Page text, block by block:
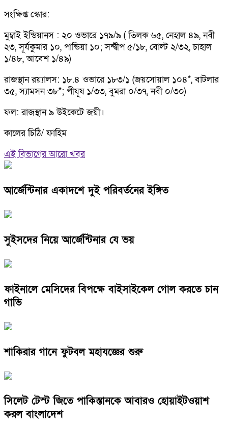
সংক্ষিপ্ত স্কোর:
মুম্বাই ইন্ডিয়ানস : ২০ ওভারে ১৭৯/৯ ( তিলক ৬৫, নেহাল ৪৯, নবী
২৩, সূর্যকুমার ১০, পান্ডিয়া ১০; সন্দ্বীপ ৫/১৮, বোল্ট ২/৩২, চাহাল
১/৪৮, আবেশ ১/৪৯)
রাজস্থান রয়্যালস: ১৮.৪ ওভারে ১৮৩/১ (জয়সোয়াল ১০৪*, বাটলার
৩৫, স্যামসন ৩৮*; পীযূষ ১/৩৩, বুমরা ০/৩৭, নবী ০/৩০)
ফল: রাজস্থান ৯ উইকেটে জয়ী।
কালের চিঠি/ ফাহিম
এই বিভাগের আরো খবর
আর্জেন্টিনার একাদশে দুই পরিবর্তনের ইঙ্গিত
সুইসদের নিয়ে আর্জেন্টিনার যে ভয়
ফাইনালে মেসিদের বিপক্ষে বাইসাইকেল গোল করতে চান
গাভি
শাকিরার গানে ফুটবল মহাযজ্ঞের শুরু
সিলেট টেস্ট জিতে পাকিস্তানকে আবারও হোয়াইটওয়াশ
করল বাংলাদেশ